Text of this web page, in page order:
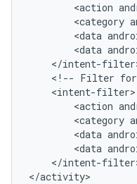
<action
<category
<data
<data
<!-- Filter for
<action
<category
<data
<data
</intent-
</activity>